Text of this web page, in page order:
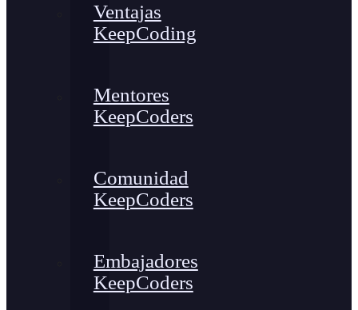
Ventajas
KeepCoding
Mentores
KeepCoders
Comunidad
KeepCoders
Embajadores
KeepCoders